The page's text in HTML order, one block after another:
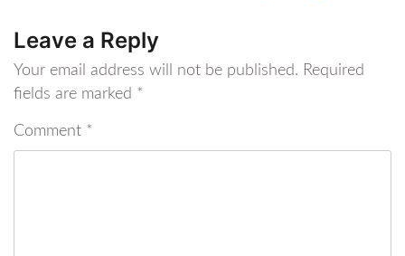
Leave a Reply
Your email address will not be published. Required
fields are marked *
Comment *